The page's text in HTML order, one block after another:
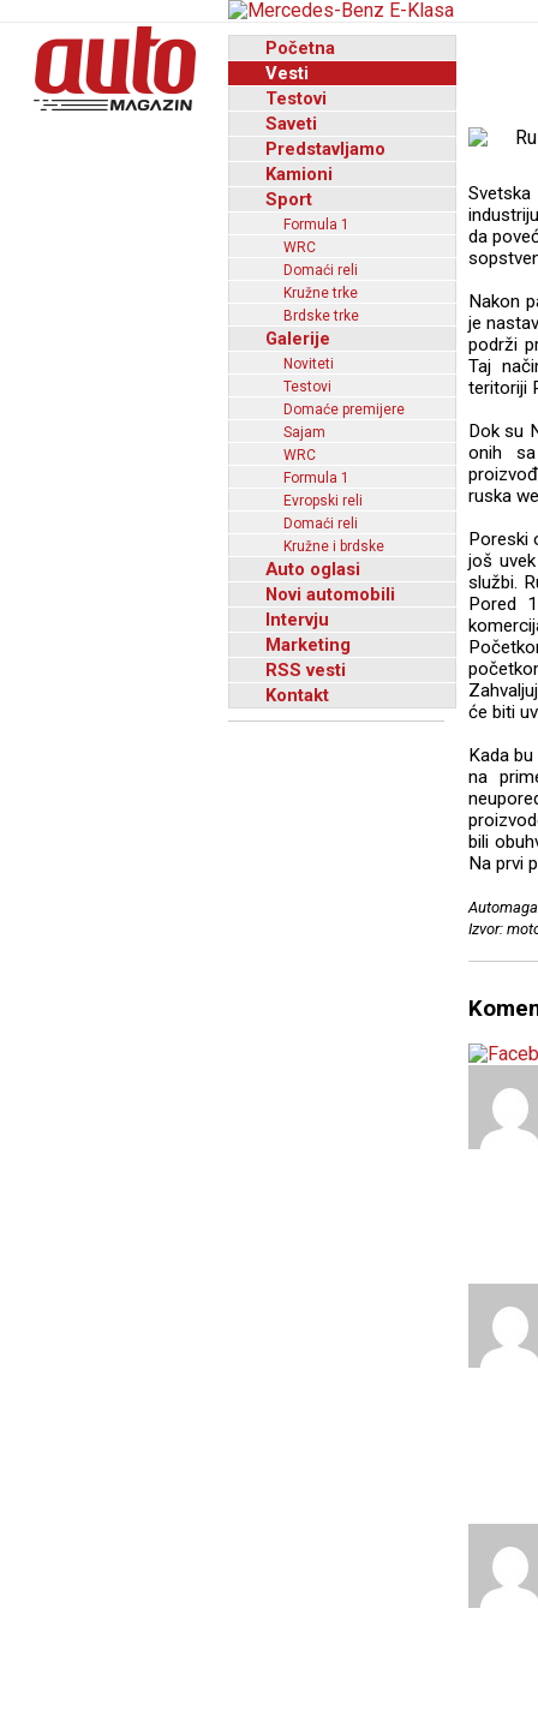
Početna
Vesti
Testovi
Saveti
Predstavljamo
Kamioni
Sport
Formula 1
WRC
Domaći reli
Kružne trke
Brdske trke
Galerije
Noviteti
Testovi
Domaće premijere
Sajam
WRC
Formula 1
Evropski reli
Domaći reli
Kružne i brdske
Auto oglasi
Novi automobili
Intervju
Marketing
RSS vesti
Kontakt
da
Nakon
je
podrži
Taj
teritoriji
Dok su
onih
ruska
Poreski
još
službi.
Pored
će biti
Kada
na
bili
Na prvi
Izvor: